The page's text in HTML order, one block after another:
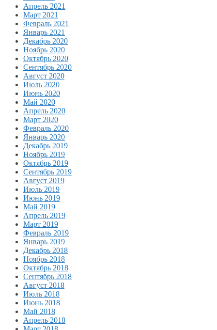
Апрель 2021
Март 2021
Февраль 2021
Январь 2021
Декабрь 2020
Ноябрь 2020
Октябрь 2020
Сентябрь 2020
Август 2020
Июль 2020
Июнь 2020
Май 2020
Апрель 2020
Март 2020
Февраль 2020
Январь 2020
Декабрь 2019
Ноябрь 2019
Октябрь 2019
Сентябрь 2019
Август 2019
Июль 2019
Июнь 2019
Май 2019
Апрель 2019
Март 2019
Февраль 2019
Январь 2019
Декабрь 2018
Ноябрь 2018
Октябрь 2018
Сентябрь 2018
Август 2018
Июль 2018
Июнь 2018
Май 2018
Апрель 2018